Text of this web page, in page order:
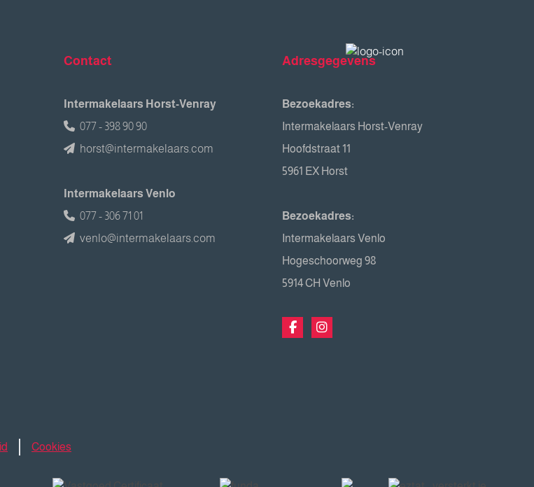
Contact
Intermakelaars Horst-Venray
077 - 398 90 90
horst@intermakelaars.com
Intermakelaars Venlo
077 - 306 71 01
venlo@intermakelaars.com
Adresgegevens
Bezoekadres:
Intermakelaars Horst-Venray
Hoofdstraat 11
5961 EX Horst
Bezoekadres:
Intermakelaars Venlo
Hogeschoorweg 98
5914 CH Venlo
Cookies